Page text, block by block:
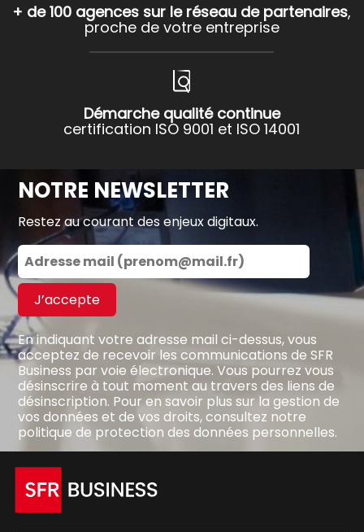
+ de 100 agences sur le réseau de partenaires,
proche de votre entreprise
Démarche qualité continue
certification ISO 9001 et ISO 14001
NOTRE NEWSLETTER
Restez au courant des enjeux digitaux.
J’accepte
En indiquant votre adresse mail ci-dessus, vous
acceptez de recevoir les communications de SFR
Business par voie électronique. Vous pourrez vous
désinscrire à tout moment au travers des liens de
désinscription. Pour en savoir plus sur la gestion de
vos données et de vos droits, consultez notre
politique de protection des données personnelles.